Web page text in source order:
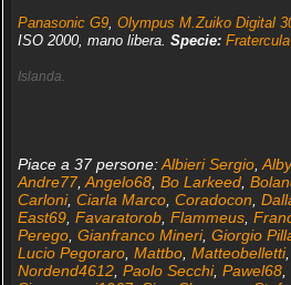
Panasonic G9, Olympus M.Zuiko Digital
ISO 2000, mano libera. Specie:
Islanda.
Piace a 37 persone:Albieri Sergio,
Andre77,Angelo68, Bo Larkeed,
Carloni, Ciarla Marco, Coradocon,
East69, Favaratorob, Flammeus,
Perego, Gianfranco Mineri, Giorgio
Lucio Pegoraro, Mattbo, Matteobelletti,
Nordend4612, Paolo Secchi, Pawel68,